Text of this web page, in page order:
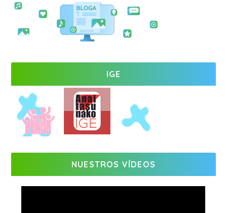
IGE
NUESTROS VÍDEOS